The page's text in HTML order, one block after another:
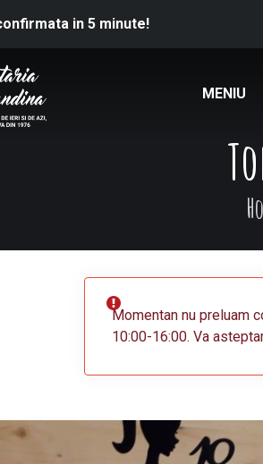
in 5 minute!
MENIU
Momentan nu preluam
10:00-16:00. Va